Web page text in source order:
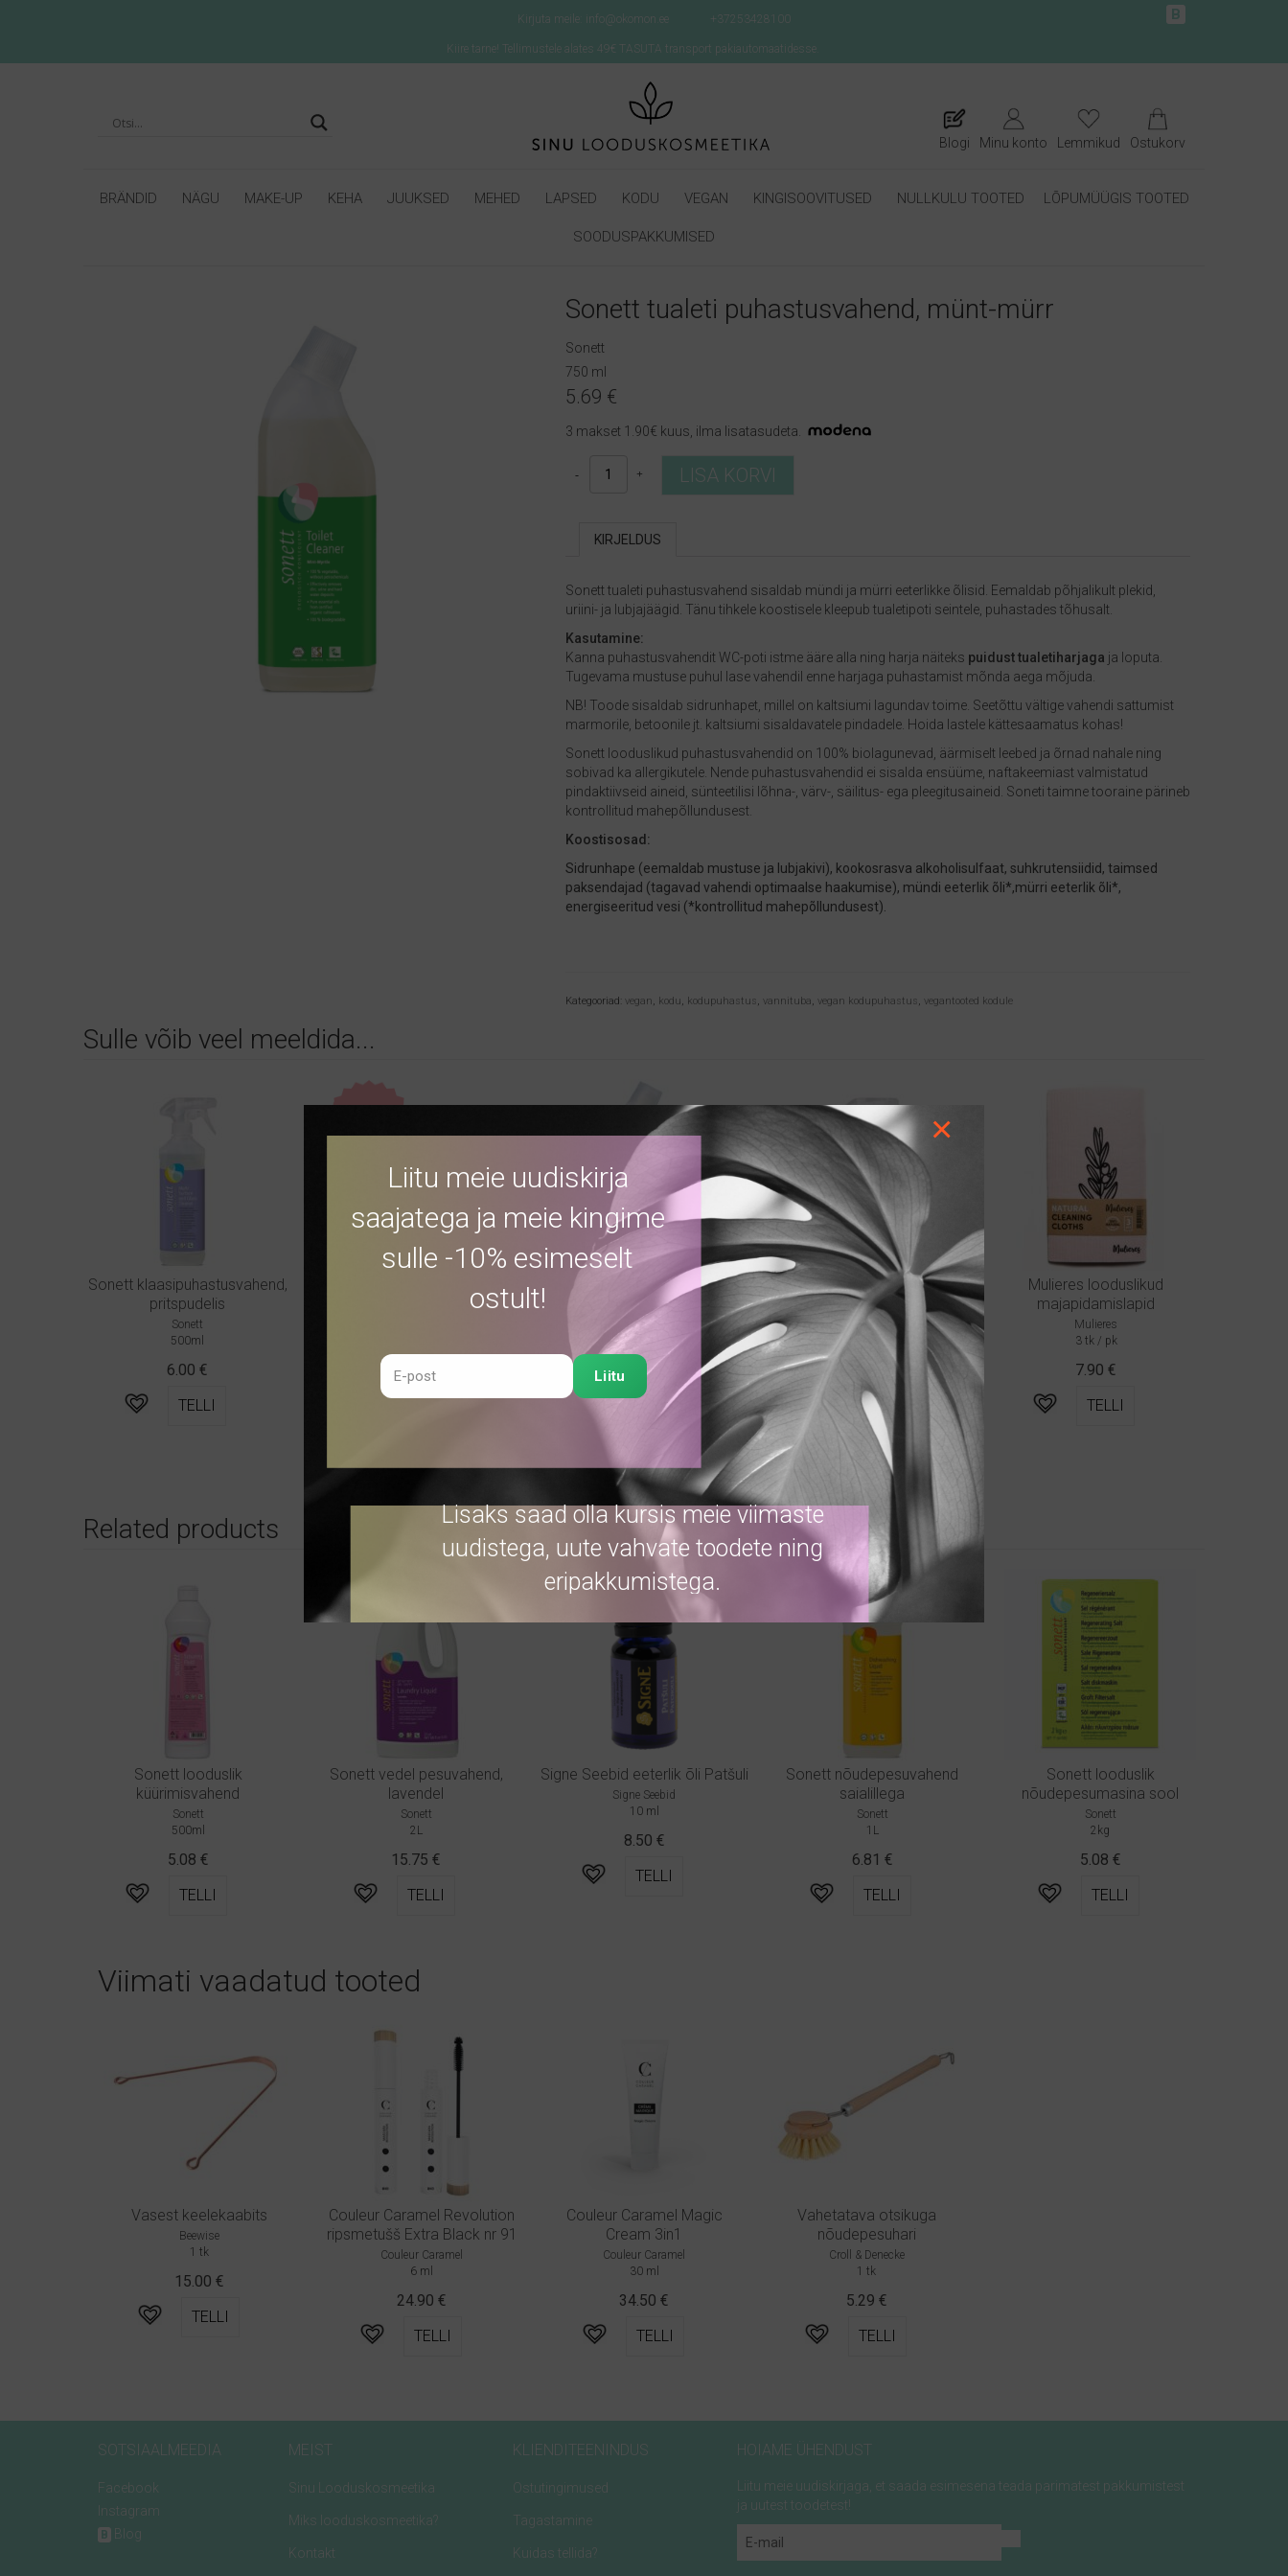
Kirjuta meile: info@okomon.ee +37253428100
Kiire tarne! Tellimustele alates 49€ TASUTA transport pakiautomaatidesse.
B
Blogi Minu konto Lemmikud Ostukorv
BRÄNDID NÄGU MAKE-UP KEHA JUUKSED MEHED LAPSED KODU VEGAN KINGISOOVITUSED NULLKULU TOOTED LÕPUMÜÜGIS TOOTED
SOODUSPAKKUMISED
Sonett tualeti puhastusvahend, münt-mürr
Sonett
750 ml
5.69 €
3 makset 1.90€ kuus, ilma lisatasudeta.
LISA KORVI
KIRJELDUS
Sonett tualeti puhastusvahend sisaldab mündi ja mürri eeterlikke õlisid. Eemaldab põhjalikult plekid,
uriini- ja lubjajäägid. Tänu tihkele koostisele kleepub tualetipoti seintele, puhastades tõhusalt.
Kasutamine:
Kanna puhastusvahendit WC-poti istme ääre alla ning harja näiteks puidust tualetiharjaga ja loputa.
Tugevama mustuse puhul lase vahendil enne harjaga puhastamist mõnda aega mõjuda.
NB! Toode sisaldab sidrunhapet, millel on kaltsiumi lagundav toime. Seetõttu vältige vahendi sattumist
marmorile, betoonile jt. kaltsiumi sisaldavatele pindadele. Hoida lastele kättesaamatus kohas!
Sonett looduslikud puhastusvahendid on 100% biolagunevad, äärmiselt leebed ja õrnad nahale ning
sobivad ka allergikutele. Nende puhastusvahendid ei sisalda ensüüme, naftakeemiast valmistatud
pindaktiivseid aineid, sünteetilisi lõhna-, värv-, säilitus- ega pleegitusaineid. Soneti taimne tooraine pärineb
kontrollitud mahepõllundusest.
Koostisosad:
Sidrunhape (eemaldab mustuse ja lubjakivi), kookosrasva alkoholisulfaat, suhkrutensiidid, taimsed
paksendajad (tagavad vahendi optimaalse haakumise), mündi eeterlik õli*,mürri eeterlik õli*,
energiseeritud vesi (*kontrollitud mahepõllundusest).
Kategooriad: vegan, kodu, kodupuhastus , vannituba, vegan kodupuhastus , vegantooted kodule
Sulle võib veel meeldida...
Sonett klaasipuhastusvahend,
pritspudelis
Sonett
500ml
6.00 €
TELLI
10.47€
TELLI
Sonett tualeti puhastusvahend,
seeder-tsitrus
Sonett
750 ml
5.69€
TELLI
Sonett desinfitseerimisvahend
Sonett
500ml
11.08
€
TELLI
Mulieres looduslikud
majapidamislapid
Mulieres
3 tk / pk
7.90 €
TELLI
Related products
Sonett looduslik
küürimisvahend
Sonett
500ml
5.08 €
TELLI
Sonett vedel pesuvahend,
lavendel
Sonett
2L
15.75 €
TELLI
Signe Seebid eeterlik õli Patšuli
Signe Seebid
10 ml
8.50 €
TELLI
Sonett nõudepesuvahend
saialillega
Sonett
1L
6.81 €
TELLI
Sonett looduslik
nõudepesumasina sool
Sonett
2kg
5.08 €
TELLI
Viimati vaadatud tooted
Vasest keelekaabits
Beewise
1 tk
15.00 €
TELLI
Couleur Caramel Revolution
ripsmetušš Extra Black nr 91
Couleur Caramel
6 ml
24.90 €
TELLI
Couleur Caramel Magic
Cream 3in1
Couleur Caramel
30 ml
34.50 €
TELLI
Vahetatava otsikuga
nõudepesuhari
Croll & Denecke
1 tk
5.29 €
TELLI
SOTSIAALMEEDIA
Facebook
Instagram
B Blog
MEIST
Sinu Looduskosmeetika
Miks looduskosmeetika?
Kontakt
KLIENDITEENINDUS
Ostutingimused
Tagastamine
Kuidas tellida?
HOIAME ÜHENDUST
Liitu meie uudiskirjaga, et saada esimesena teada parimatest pakkumistest
ja uutest toodetest!
Liitu meie uudiskirja
saajatega ja meie kingime
sulle -10% esimeselt
ostult!
Lisaks saad olla kursis meie viimaste
uudistega, uute vahvate toodete ning
eripakkumistega.
×
Liitu